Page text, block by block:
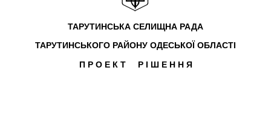
ТАРУТИНСЬКА СЕЛИЩНА РАДА
ТАРУТИНСЬКОГО РАЙОНУ ОДЕСЬКОЇ ОБЛАСТІ
П Р О Е К Т Р І Ш Е Н Н Я